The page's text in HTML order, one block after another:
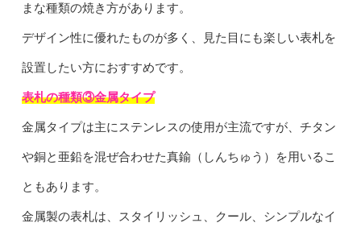
まな種類の焼き方があります。
デザイン性に優れたものが多く、見た目にも楽しい表札を
設置したい方におすすめです。
表札の種類③金属タイプ
金属タイプは主にステンレスの使用が主流ですが、チタン
や銅と亜鉛を混ぜ合わせた真鍮（しんちゅう）を用いるこ
ともあります。
金属製の表札は、スタイリッシュ、クール、シンプルなイ